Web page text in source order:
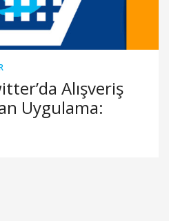
Alışveriş
Uygulama: